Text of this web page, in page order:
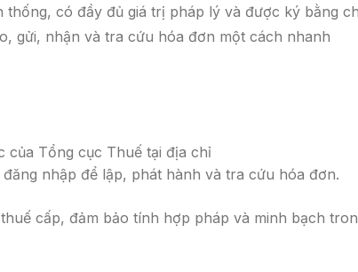
có đầy đủ giá trị pháp lý và được ký bằng
gửi, nhận và tra cứu hóa đơn một cách nhanh
Tổng cục Thuế tại địa chỉ
nhập để lập, phát hành và tra cứu hóa đơn.
cấp, đảm bảo tính hợp pháp và minh bạch